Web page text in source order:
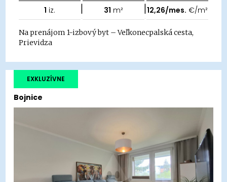
1 iz. | 31 m² |12,26/mes. €/m²
Na prenájom 1-izbový byt – Veľkonecpalská cesta,
Prievidza
Bojnice
EXKLUZÍVNE